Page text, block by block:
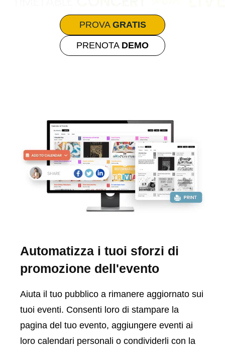
PROVA GRATIS
PRENOTA DEMO
Automatizza i tuoi sforzi di
promozione dell'evento
Aiuta il tuo pubblico a rimanere aggiornato sui
tuoi eventi. Consenti loro di stampare la
pagina del tuo evento, aggiungere eventi ai
loro calendari personali o condividerli con la